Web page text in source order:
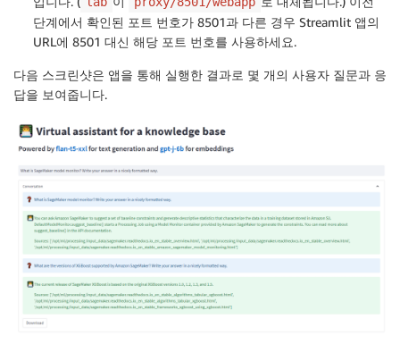
단계에서 확인된 포트 번호가 8501과 다른 경우 Streamlit 앱의
URL에 8501 대신 해당 포트 번호를 사용하세요.
다음 스크린샷은 앱을 통해 실행한 결과로 몇 개의 사용자 질문과 응
답을 보여줍니다.